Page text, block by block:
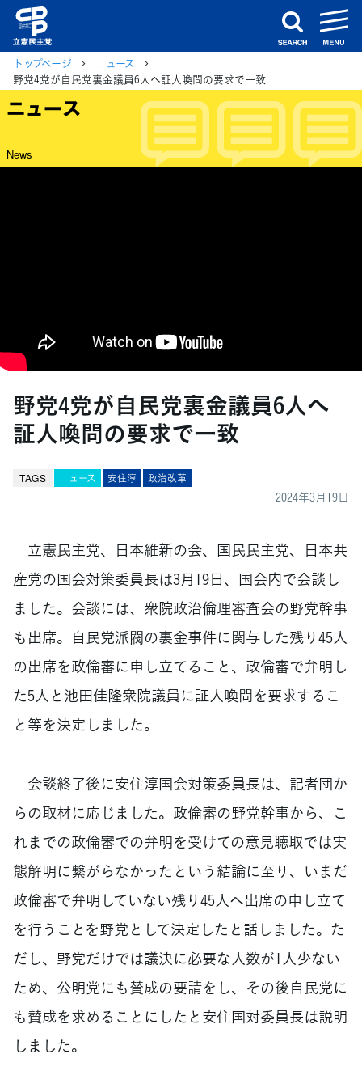
search
トップページ
ニュース
野党4党が自民党裏金議員6人へ証人喚問の要求で一致
ニュース
News
野党4党が自民党裏金議員6人へ
証人喚問の要求で一致
TAGS ニュース 安住淳 政治改革
2024年3月19日
立憲民主党、日本維新の会、国民民主党、日本共
産党の国会対策委員長は3月19日、国会内で会談し
ました。会談には、衆院政治倫理審査会の野党幹事
も出席。自民党派閥の裏金事件に関与した残り45人
の出席を政倫審に申し立てること、政倫審で弁明し
た5人と池田佳隆衆院議員に証人喚問を要求するこ
と等を決定しました。
会談終了後に安住淳国会対策委員長は、記者団か
らの取材に応じました。政倫審の野党幹事から、こ
れまでの政倫審での弁明を受けての意見聴取では実
態解明に繋がらなかったという結論に至り、いまだ
政倫審で弁明していない残り45人へ出席の申し立て
を行うことを野党として決定したと話しました。た
だし、野党だけでは議決に必要な人数が1人少ない
ため、公明党にも賛成の要請をし、その後自民党に
も賛成を求めることにしたと安住国対委員長は説明
しました。